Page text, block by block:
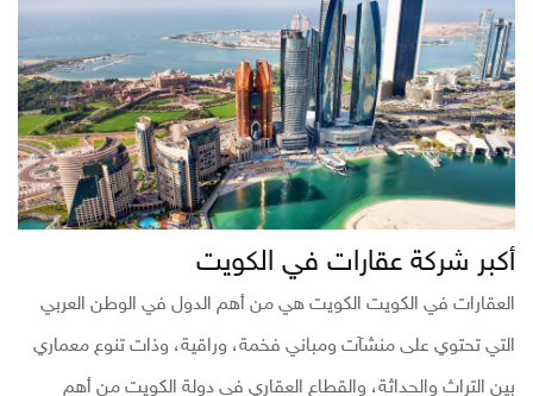
أكبر شركة عقارات في الكويت
العقارات في الكويت الكويت هي من أهم الدول في الوطن العربي
التي تحتوي على منشآت ومباني فخمة، وراقية، وذات تنوع معماري
بين التراث والحداثة، والقطاع العقاري في دولة الكويت من أهم